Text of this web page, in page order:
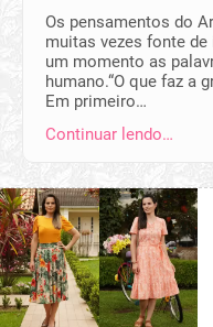
Os pensamentos do
muitas vezes fonte
um momento as
humano.“O que faz a
Em primeiro…
Continuar lendo…